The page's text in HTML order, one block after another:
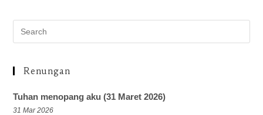
Renungan
Tuhan menopang aku (31 Maret 2026)
31 Mar 2026